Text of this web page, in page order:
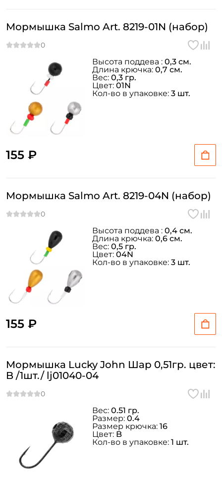
Мормышка Salmo Art. 8219-01N (набор)
155 ₽
Высота поддева : 0,3 см.
Длина крючка: 0,7 см.
Вес: 0,3 гр.
Цвет: 01N
Кол-во в упаковке: 3 шт.
Мормышка Salmo Art. 8219-04N (набор)
155 ₽
Высота поддева : 0,4 см.
Длина крючка: 0,6 см.
Вес: 0,5 гр.
Цвет: 04N
Кол-во в упаковке: 3 шт.
Мормышка Lucky John Шар 0,51гр. цвет:
B /1шт./ lj01040-04
Вес: 0.51 гр.
Размер: 0.4
Размер крючка: 16
Цвет: B
Кол-во в упаковке: 1 шт.